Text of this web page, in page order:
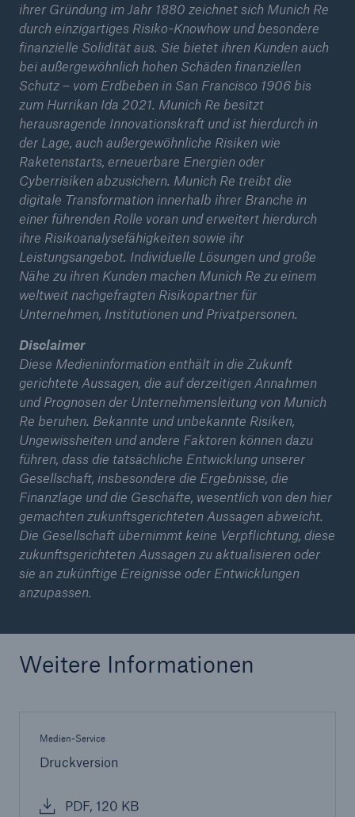
ihrer Gründung im Jahr 1880 zeichnet sich Munich Re
durch einzigartiges Risiko-Knowhow und besondere
finanzielle Solidität aus. Sie bietet ihren Kunden auch
bei außergewöhnlich hohen Schäden finanziellen
Schutz – vom Erdbeben in San Francisco 1906 bis
zum Hurrikan Ida 2021. Munich Re besitzt
herausragende Innovationskraft und ist hierdurch in
der Lage, auch außergewöhnliche Risiken wie
Raketenstarts, erneuerbare Energien oder
Cyberrisiken abzusichern. Munich Re treibt die
digitale Transformation innerhalb ihrer Branche in
einer führenden Rolle voran und erweitert hierdurch
ihre Risikoanalysefähigkeiten sowie ihr
Leistungsangebot. Individuelle Lösungen und große
Nähe zu ihren Kunden machen Munich Re zu einem
weltweit nachgefragten Risikopartner für
Unternehmen, Institutionen und Privatpersonen.
Disclaimer
Diese Medieninformation enthält in die Zukunft
gerichtete Aussagen, die auf derzeitigen Annahmen
und Prognosen der Unternehmensleitung von Munich
Re beruhen. Bekannte und unbekannte Risiken,
Ungewissheiten und andere Faktoren können dazu
führen, dass die tatsächliche Entwicklung unserer
Gesellschaft, insbesondere die Ergebnisse, die
Finanzlage und die Geschäfte, wesentlich von den hier
gemachten zukunftsgerichteten Aussagen abweicht.
Die Gesellschaft übernimmt keine Verpflichtung, diese
zukunftsgerichteten Aussagen zu aktualisieren oder
sie an zukünftige Ereignisse oder Entwicklungen
anzupassen.
Weitere Informationen
Medien-Service
Druckversion
PDF, 120 KB